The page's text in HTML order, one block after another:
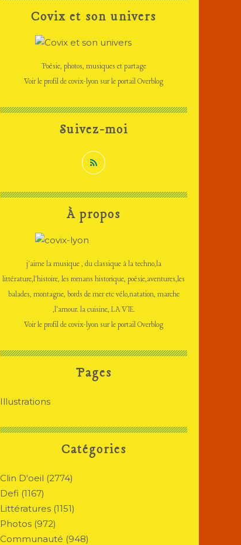
Catégories
Clin D'oeil (2774)
Defi (1167)
Littératures (1151)
Photos (972)
Communauté (948)
Pages
Illustrations
Covix et son univers
Poésie, photos, musiques et partage
Voir le profil decovix-lyon sur le portail Overblog
Suivez-moi
À propos
j'aime la musique , du classique à la techno,la
littérature,l'histoire, les romans historique, poésie,aventures,les
balades, montagne, bords de mer etc vélo,natation, marche
,l'amour. la cuisine, LA VIE.
Voir le profil decovix-lyon sur le portail Overblog